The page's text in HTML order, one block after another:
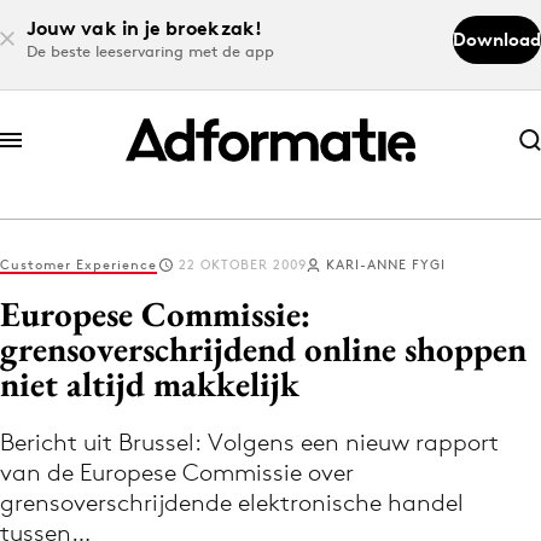
Jouw vak in je broekzak!
De beste leeservaring met de app
Download
Abonneer nu
Abonneer nu
Log in
Download de app
Volg het laatste nieuws via de Adformatie
Nieuws app
Customer Experience 22 OKTOBER 2009 KARI-ANNE FYGI
Europese Commissie:
grensoverschrijdend online shoppen
niet altijd makkelijk
Bericht uit Brussel: Volgens een nieuw rapport
van de Europese Commissie over
grensoverschrijdende elektronische handel
tussen…